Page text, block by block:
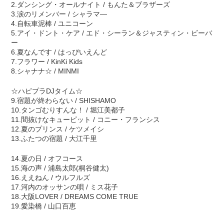
2.ダンシング・オールナイト / もんた＆ブラザーズ
3.涙のリメンバー / シャラマ―
4.自転車泥棒 / ユニコーン
5.アイ・ドント・ケア / エド・シーラン＆ジャスティン・ビーバ
ー
6.夏なんです / はっぴいえんど
7.フラワー / KinKi Kids
8.シャナナ☆ / MINMI
☆ハピプラDJタイム☆
9.宿題が終わらない / SHISHAMO
10.タンゴむりすんな！ / 堀江美都子
11.間抜けなキューピット / コニー・フランシス
12.夏のプリンス / ケツメイシ
13.ふたつの宿題 / 大江千里
14.夏の日 / オフコース
15.海の声 / 浦島太郎(桐谷健太)
16.ええねん / ウルフルズ
17.河内のオッサンの唄 / ミス花子
18.大阪LOVER / DREAMS COME TRUE
19.愛染橋 / 山口百恵